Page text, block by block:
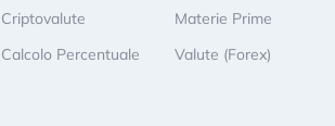
Criptovalute
Calcolo Percentuale
Materie Prime
Valute (Forex)